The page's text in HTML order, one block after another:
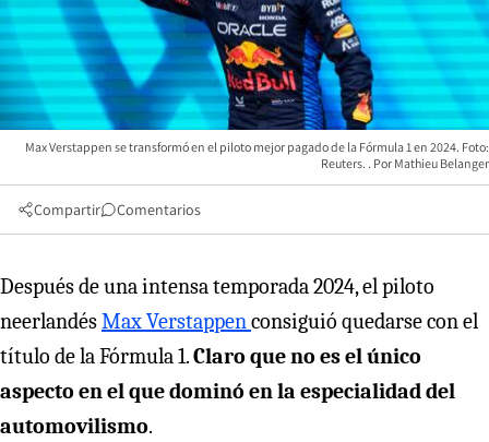
Max Verstappen se transformó en el piloto mejor pagado de la Fórmula 1 en 2024. Foto:
Reuters.
Mathieu Belanger
Compartir Comentarios
Después de una intensa temporada 2024, el piloto
neerlandésMax Verstappenconsiguió quedarse con el
título de la Fórmula 1.Claro que no es el único
aspecto en el que dominó en la especialidad del
automovilismo.